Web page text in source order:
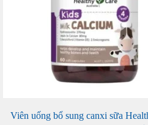
Viên uống bổ sung canxi sữa